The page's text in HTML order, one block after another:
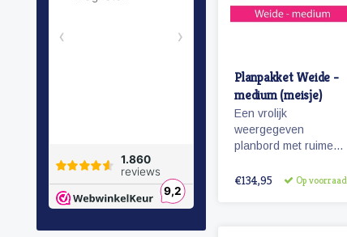
Planpakket Weide -
medium (meisje)
Een vrolijk
weergegeven
planbord met ruime
pictogrammen voor
€134,95 Op voorraad